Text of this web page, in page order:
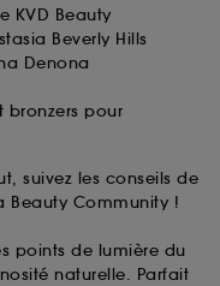
KVD Beauty
Beverly Hills
Denona
bronzers pour
suivez les conseils de
Beauty Community !
points de lumière du
naturelle. Parfait